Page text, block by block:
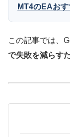
MT4のEAお
この記事では、
で失敗を減らす